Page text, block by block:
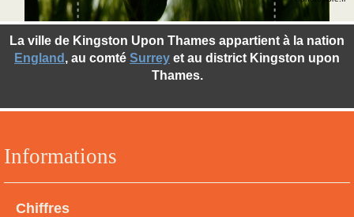
Informations
Chiffres
La ville de Kingston Upon Thames appartient à la nation
England , au comté Surrey et au district Kingston upon
Thames.